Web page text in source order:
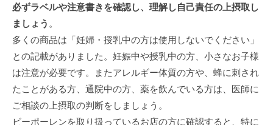
必ずラベルや注意書きを確認し、理解し自己責任の上摂取し
ましょう 。
多くの商品は「妊婦・授乳中の方は使用しないでください」
との記載がありました。妊娠中や授乳中の方、小さなお子様
は注意が必要です。またアレルギー体質の方や、蜂に刺され
たことがある方、通院中の方、薬を飲んでいる方は、医師に
ご相談の上摂取の判断をしましょう。
ビーポーレンを取り扱っているお店の方に確認すると、特に